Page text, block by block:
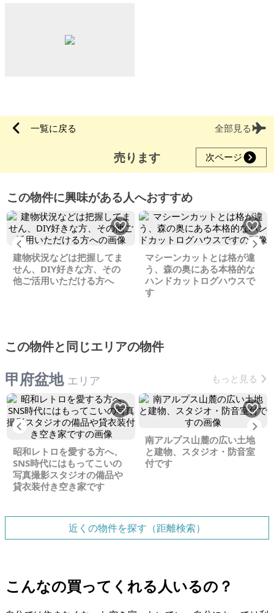
一覧に戻る 全部見る
売ります 次ページ
この物件に興味がある人へおすすめ
Previous
建物状況などは把握してま
せん、DIY好きな方、その
他ご活用いただける方へ
マシーンカットとは格が違
う、森の奥にある本格的な
ハンドカットログハウスで
す
この物件と同じエリアの物件
甲府盆地 エリア もっと見る
Previous
昭和レトロを愛する方へ、
SNS時代にはもってこいの
写真撮影スタジオの備品や
貸衣装付き空き家です
南アルプス山麓の広い土地
と建物、スタジオ・防音室
付です
近くの物件を探す（距離検索）
こんなの買ってくれる人いるの？